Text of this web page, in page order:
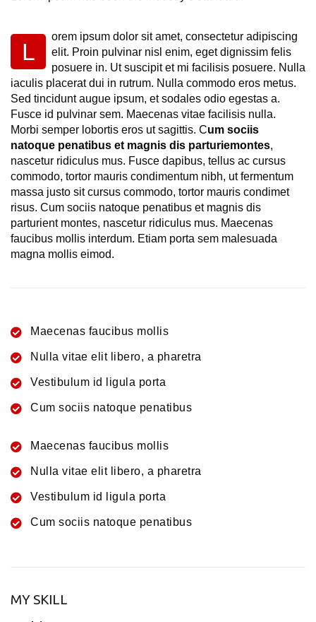
L
orem ipsum dolor sit amet, consectetur adipiscing
elit. Proin pulvinar nisl enim, eget dignissim felis
posuere in. Ut suscipit et mi facilisis posuere. Nulla
iaculis placerat dui in rutrum. Nulla commodo eros metus.
Sed tincidunt augue ipsum, et sodales odio egestas a.
Fusce id pulvinar sem. Maecenas vitae facilisis nulla.
Morbi semper lobortis eros ut sagittis. Cum sociis
natoque penatibus et magnis dis parturiemontes,
nascetur ridiculus mus. Fusce dapibus, tellus ac cursus
commodo, tortor mauris condimentum nibh, ut fermentum
massa justo sit cursus commodo, tortor mauris condimet
risus. Cum sociis natoque penatibus et magnis dis
parturient montes, nascetur ridiculus mus. Maecenas
faucibus mollis interdum. Etiam porta sem malesuada
magna mollis eimod.
Maecenas faucibus mollis
Nulla vitae elit libero, a pharetra
Vestibulum id ligula porta
Cum sociis natoque penatibus
Maecenas faucibus mollis
Nulla vitae elit libero, a pharetra
Vestibulum id ligula porta
Cum sociis natoque penatibus
MY SKILL